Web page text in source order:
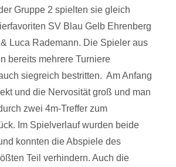
Gruppe 2 spielten sie gleich
SV Blau Gelb Ehrenberg
Luca Rademann. Die Spieler aus
bereits mehrere Turniere
siegreich bestritten. Am Anfang
und die Nervosität groß und man
zwei 4m-Treffer zum
Im Spielverlauf wurden beide
konnten die Abspiele des
Teil verhindern. Auch die